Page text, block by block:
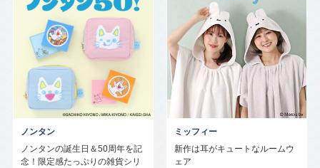
ノンタン
ノンタンの誕生日＆50周年を記
念！限定感たっぷりの雑貨シリ
ミッフィー
新作は耳がキュートなルームウ
ェア